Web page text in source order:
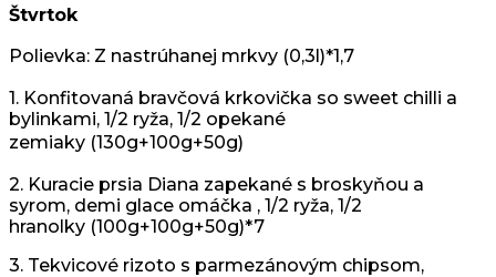
Štvrtok
Polievka: Z nastrúhanej mrkvy (0,3l)*1,7
1. Konfitovaná bravčová krkovička so sweet chilli a
bylinkami, 1/2 ryža, 1/2 opekané
zemiaky (130g+100g+50g)
2. Kuracie prsia Diana zapekané s broskyňou a
syrom, demi glace omáčka , 1/2 ryža, 1/2
hranolky (100g+100g+50g)*7
3. Tekvicové rizoto s parmezánovým chipsom,